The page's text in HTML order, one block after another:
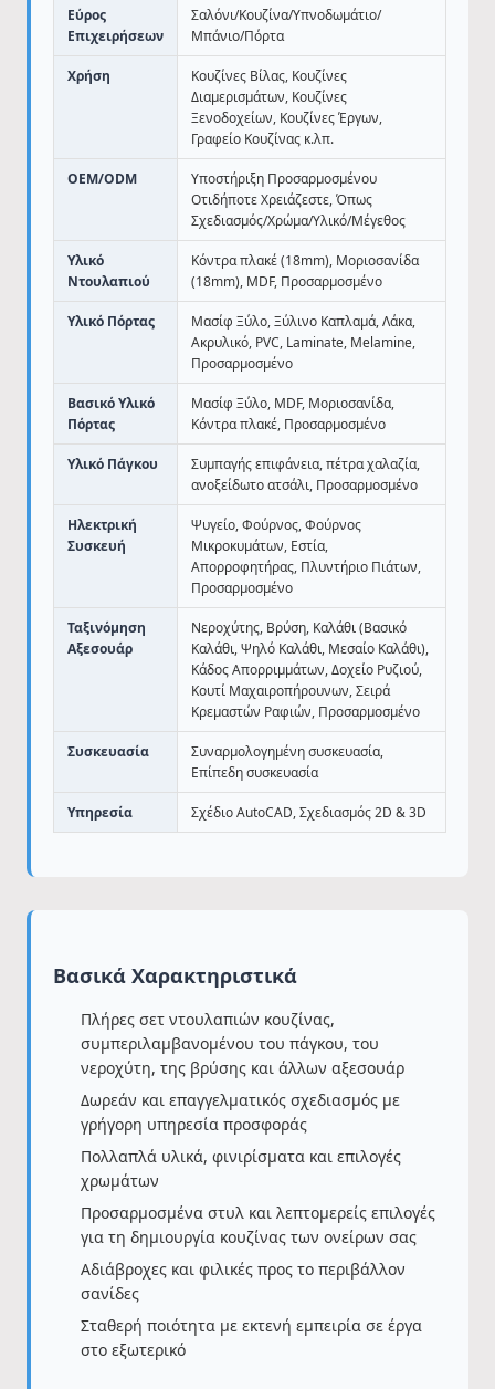
Εύρος
Επιχειρήσεων
Σαλόνι/Κουζίνα/Υπνοδωμάτιο/
Μπάνιο/Πόρτα
Χρήση
Κουζίνες Βίλας, Κουζίνες
Διαμερισμάτων, Κουζίνες
Ξενοδοχείων, Κουζίνες Έργων,
Γραφείο Κουζίνας κ.λπ.
OEM/ODM
Υποστήριξη Προσαρμοσμένου
Οτιδήποτε Χρειάζεστε, Όπως
Σχεδιασμός/Χρώμα/Υλικό/Μέγεθος
Υλικό
Ντουλαπιού
Κόντρα πλακέ (18mm), Μοριοσανίδα
(18mm), MDF, Προσαρμοσμένο
Υλικό Πόρτας
Μασίφ Ξύλο, Ξύλινο Καπλαμά, Λάκα,
Ακρυλικό, PVC, Laminate, Melamine,
Προσαρμοσμένο
Βασικό Υλικό
Πόρτας
Μασίφ Ξύλο, MDF, Μοριοσανίδα,
Κόντρα πλακέ, Προσαρμοσμένο
Υλικό Πάγκου
Συμπαγής επιφάνεια, πέτρα χαλαζία,
ανοξείδωτο ατσάλι, Προσαρμοσμένο
Ηλεκτρική
Συσκευή
Ψυγείο, Φούρνος, Φούρνος
Μικροκυμάτων, Εστία,
Απορροφητήρας, Πλυντήριο Πιάτων,
Προσαρμοσμένο
Ταξινόμηση
Αξεσουάρ
Νεροχύτης, Βρύση, Καλάθι (Βασικό
Καλάθι, Ψηλό Καλάθι, Μεσαίο Καλάθι),
Κάδος Απορριμμάτων, Δοχείο Ρυζιού,
Κουτί Μαχαιροπήρουνων, Σειρά
Κρεμαστών Ραφιών, Προσαρμοσμένο
Συσκευασία
Συναρμολογημένη συσκευασία,
Επίπεδη συσκευασία
Υπηρεσία Σχέδιο AutoCAD, Σχεδιασμός 2D & 3D
Βασικά Χαρακτηριστικά
Πλήρες σετ ντουλαπιών κουζίνας,
συμπεριλαμβανομένου του πάγκου, του
νεροχύτη, της βρύσης και άλλων αξεσουάρ
Δωρεάν και επαγγελματικός σχεδιασμός με
γρήγορη υπηρεσία προσφοράς
Πολλαπλά υλικά, φινιρίσματα και επιλογές
χρωμάτων
Προσαρμοσμένα στυλ και λεπτομερείς επιλογές
για τη δημιουργία κουζίνας των ονείρων σας
Αδιάβροχες και φιλικές προς το περιβάλλον
σανίδες
Σταθερή ποιότητα με εκτενή εμπειρία σε έργα
στο εξωτερικό